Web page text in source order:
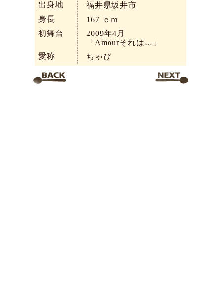
出身地
福井県坂井市
身長
167 ｃｍ
初舞台
2009年4月
「Amourそれは…」
愛称
ちゃぴ